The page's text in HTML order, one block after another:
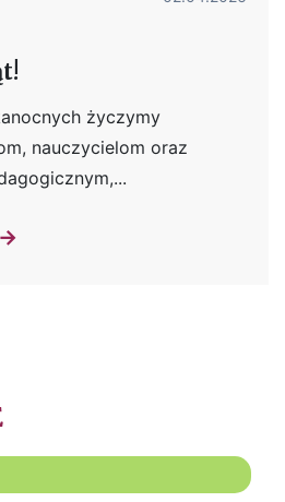
życzymy
nauczycielom oraz
→